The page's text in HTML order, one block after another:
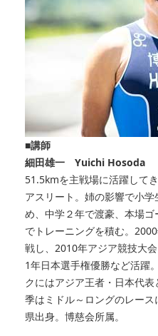
■講師
細田雄一 Yuichi Hosoda
51.5kmを主戦場に活躍して
アスリート。姉の影響で小
め、中学２年で渡豪、本場
でトレーニングを積む。
戦し、2010年アジア競技大
1年日本選手権優勝など活躍
クにはアジア王者・日本代
季はミドル～ロングのレー
県出身。博慈会所属。